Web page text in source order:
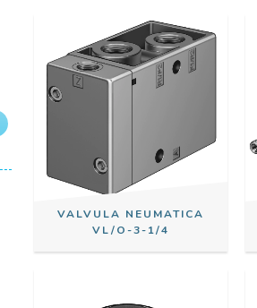
VALVULA NEUMATICA
VL/O-3-1/4